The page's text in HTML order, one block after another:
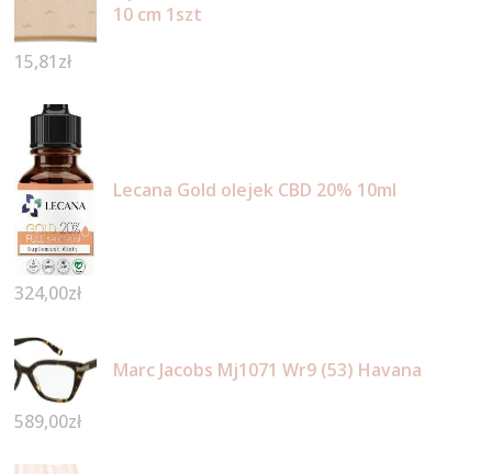
10 cm 1szt
15,81zł
Lecana Gold olejek CBD 20% 10ml
324,00zł
Marc Jacobs Mj1071 Wr9 (53) Havana
589,00zł